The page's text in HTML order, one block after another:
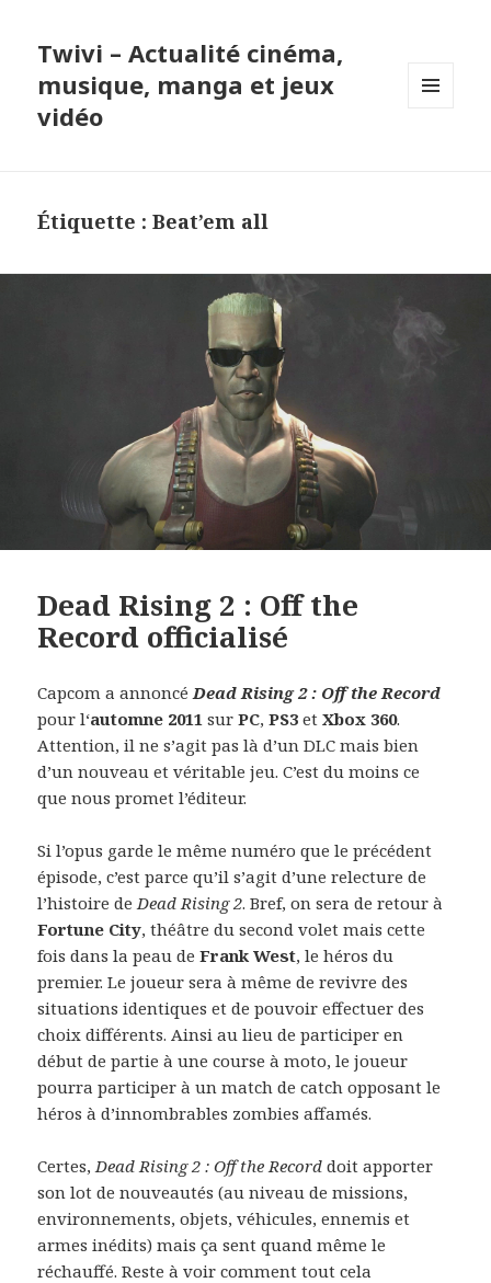
Twivi – Actualité cinéma,
musique, manga et jeux
vidéo
Étiquette :Beat’em all
Dead Rising 2 : Off the
Record officialisé
Capcom a annoncé Dead Rising 2 : Off the Record
pour l‘automne 2011 surPC,PS3 etXbox 360.
Attention, il ne s’agit pas là d’un DLC mais bien
d’un nouveau et véritable jeu. C’est du moins ce
que nous promet l’éditeur.
Si l’opus garde le même numéro que le précédent
épisode, c’est parce qu’il s’agit d’une relecture de
l’histoire de Dead Rising 2. Bref, on sera de retour à
Fortune City, théâtre du second volet mais cette
fois dans la peau deFrank West, le héros du
premier. Le joueur sera à même de revivre des
situations identiques et de pouvoir effectuer des
choix différents. Ainsi au lieu de participer en
début de partie à une course à moto, le joueur
pourra participer à un match de catch opposant le
héros à d’innombrables zombies affamés.
Certes, Dead Rising 2 : Off the Record doit apporter
son lot de nouveautés (au niveau de missions,
environnements, objets, véhicules, ennemis et
armes inédits) mais ça sent quand même le
réchauffé. Reste à voir comment tout cela